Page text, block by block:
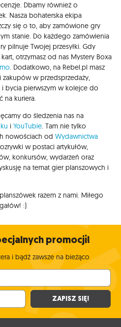
Dbamy również o
Nasza bohaterska ekipa
się o to, aby zamówione gry
stanie. Do każdego zamówienia
pilnuje Twojej przesyłki. Gdy
otrzymasz od nas Mystery Boxa
. Dodatkowo, na Rebel.pl masz
zakupów w przedsprzedaży,
bycia pierwszym w kolejce do
na kuriera.
do śledzenia nas na
i YouTubie. Tam nie tylko
nowościach od Wydawnictwa
w postaci artykułów,
konkursów, wydarzeń oraz
na temat gier planszowych i
razem z nami. Miłego
:)
promocji!
i bądź zawsze na bieżąco
ZAPISZ SIĘ!